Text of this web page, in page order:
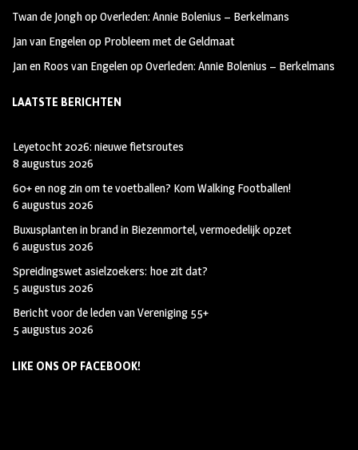
Twan de JonghopOverleden: Annie Bolenius – Berkelmans
Jan van Engelenop Probleem met de Geldmaat
Jan en Roos van EngelenopOverleden: Annie Bolenius – Berkelmans
LAATSTE BERICHTEN
Leyetocht 2026: nieuwe fietsroutes
8 augustus 2026
60+ en nog zin om te voetballen? Kom Walking Footballen!
6 augustus 2026
Buxusplanten in brand in Biezenmortel, vermoedelijk opzet
6 augustus 2026
Spreidingswet asielzoekers: hoe zit dat?
5 augustus 2026
Bericht voor de leden van Vereniging 55+
5 augustus 2026
LIKE ONS OP FACEBOOK!